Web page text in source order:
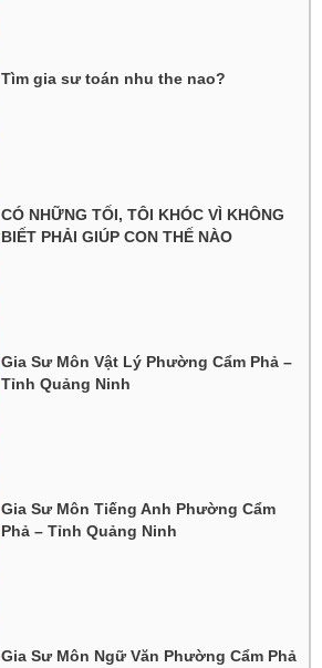
Tìm gia sư toán nhu the nao?
CÓ NHỮNG TỐI, TÔI KHÓC VÌ KHÔNG
BIẾT PHẢI GIÚP CON THẾ NÀO
Gia Sư Môn Vật Lý Phường Cẩm Phả –
Tỉnh Quảng Ninh
Gia Sư Môn Tiếng Anh Phường Cẩm
Phả – Tỉnh Quảng Ninh
Gia Sư Môn Ngữ Văn Phường Cẩm Phả